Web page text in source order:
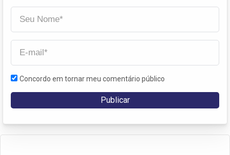
Concordo em tornar meu comentário público